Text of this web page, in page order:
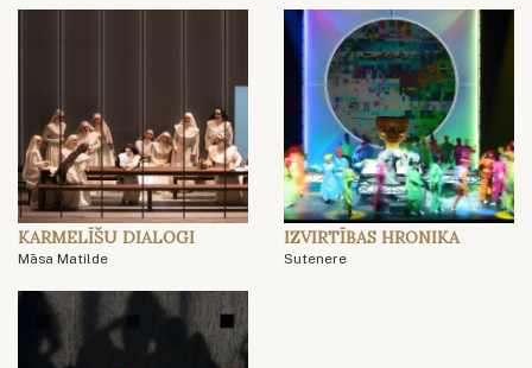
KARMELĪŠU DIALOGI
Māsa Matilde
IZVIRTĪBAS HRONIKA
Sutenere